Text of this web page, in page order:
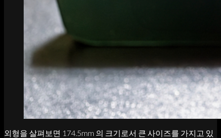
외형을 살펴보면 174.5mm 의 크기로서 큰 사이즈를 가지고 있